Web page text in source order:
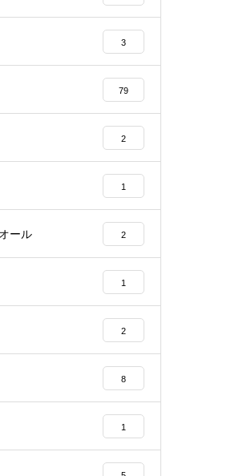
3
79
2
1
ール 2
1
2
8
1